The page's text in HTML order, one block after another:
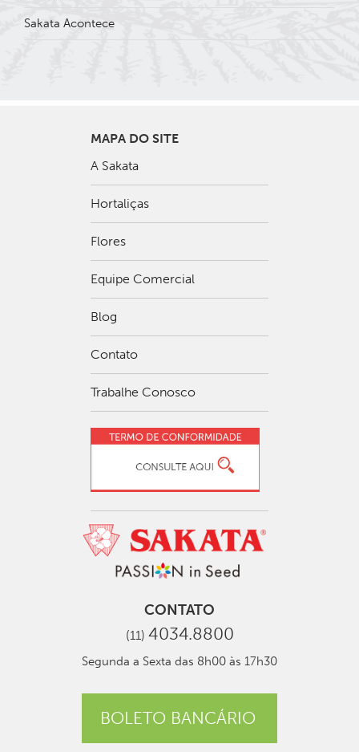
Sakata Acontece
MAPA DO SITE
A Sakata
Hortaliças
Flores
Equipe Comercial
Blog
Contato
Trabalhe Conosco
CONTATO
(11) 4034.8800
Segunda a Sexta das 8h00 às 17h30
BOLETO BANCÁRIO